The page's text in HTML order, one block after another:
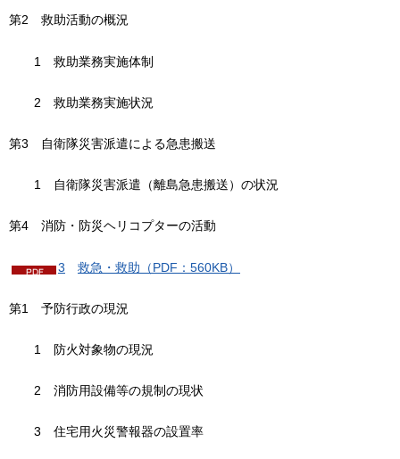
第2 救助活動の概況
1 救助業務実施体制
2 救助業務実施状況
第3 自衛隊災害派遣による急患搬送
1 自衛隊災害派遣（離島急患搬送）の状況
第4 消防・防災ヘリコプターの活動
3 救急・救助（PDF：560KB）
第1 予防行政の現況
1 防火対象物の現況
2 消防用設備等の規制の現状
3 住宅用火災警報器の設置率